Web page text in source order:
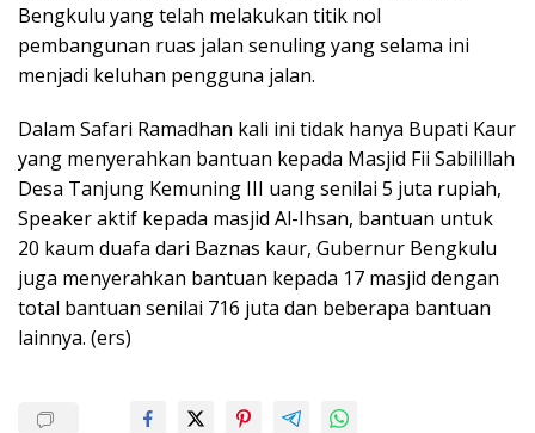
Bengkulu yang telah melakukan titik nol
pembangunan ruas jalan senuling yang selama ini
menjadi keluhan pengguna jalan.
Dalam Safari Ramadhan kali ini tidak hanya Bupati Kaur
yang menyerahkan bantuan kepada Masjid Fii Sabilillah
Desa Tanjung Kemuning III uang senilai 5 juta rupiah,
Speaker aktif kepada masjid Al-Ihsan, bantuan untuk
20 kaum duafa dari Baznas kaur, Gubernur Bengkulu
juga menyerahkan bantuan kepada 17 masjid dengan
total bantuan senilai 716 juta dan beberapa bantuan
lainnya. (ers)